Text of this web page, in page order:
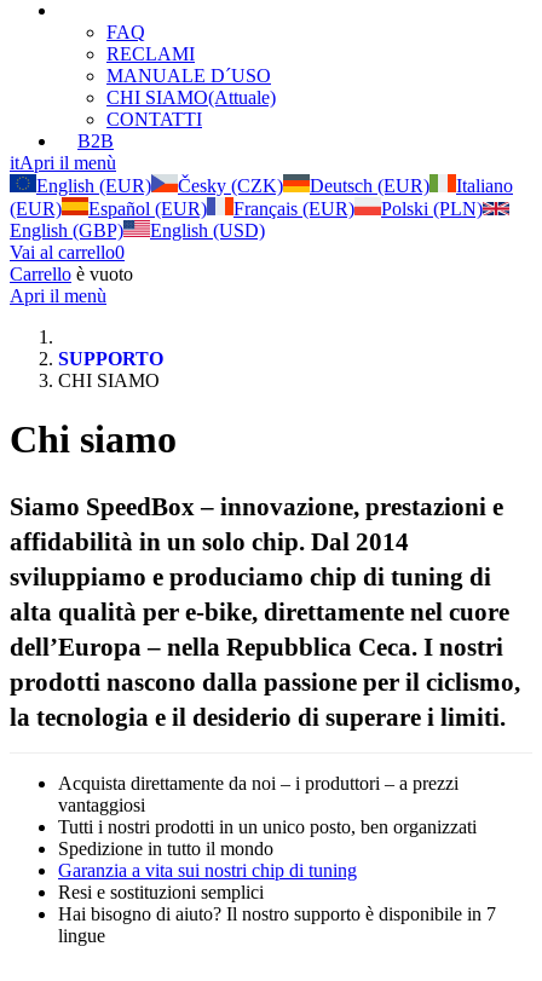
FAQ
RECLAMI
MANUALE D´USO
CHI SIAMO(Attuale)
CONTATTI
B2B
itApri il menù
English (EUR)
Česky (CZK) Deutsch (EUR)
Italiano
(EUR)
Español (EUR) Français (EUR)
Polski (PLN)
English (GBP)
English (USD)
Vai al carrello0
Carrello è vuoto
Apri il menù
SUPPORTO
CHI SIAMO
Chi siamo
Siamo SpeedBox – innovazione, prestazioni e
affidabilità in un solo chip. Dal 2014
sviluppiamo e produciamo chip di tuning di
alta qualità per e-bike, direttamente nel cuore
dell’Europa – nella Repubblica Ceca. I nostri
prodotti nascono dalla passione per il ciclismo,
la tecnologia e il desiderio di superare i limiti.
Acquista direttamente da noi – i produttori – a prezzi
vantaggiosi
Tutti i nostri prodotti in un unico posto, ben organizzati
Spedizione in tutto il mondo
Garanzia a vita sui nostri chip di tuning
Resi e sostituzioni semplici
Hai bisogno di aiuto? Il nostro supporto è disponibile in 7
lingue